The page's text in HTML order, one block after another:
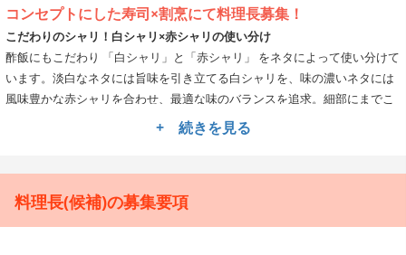
コンセプトにした寿司×割烹にて料理長募集！
こだわりのシャリ！白シャリ×赤シャリの使い分け
酢飯にもこだわり 「白シャリ」と「赤シャリ」 をネタによって使い分けて
います。淡白なネタには旨味を引き立てる白シャリを、味の濃いネタには
風味豊かな赤シャリを合わせ、最適な味のバランスを追求。細部にまでこ
だわった美味しさを提供しています！
圧巻のオープンキッチン＆囲炉裏
ライブ感があり、1階中央には、職人の技を間近で楽しめる オープンキッ
+ 続きを見る
料理長(候補)の募集要項